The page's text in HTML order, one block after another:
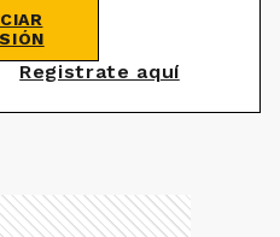
Registrate aquí